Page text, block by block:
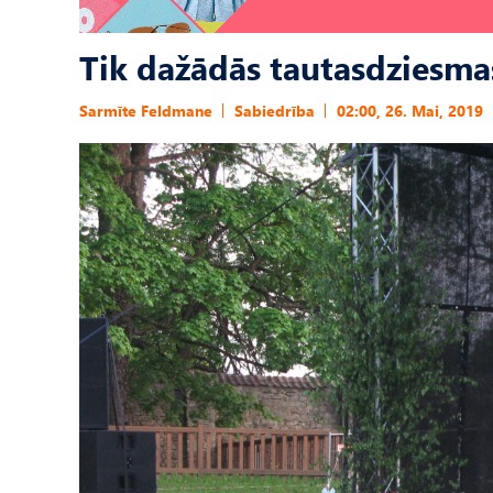
Tik dažādās
Sarmīte Feldmane Sabiedrība 02:00, 26. Mai, 2019